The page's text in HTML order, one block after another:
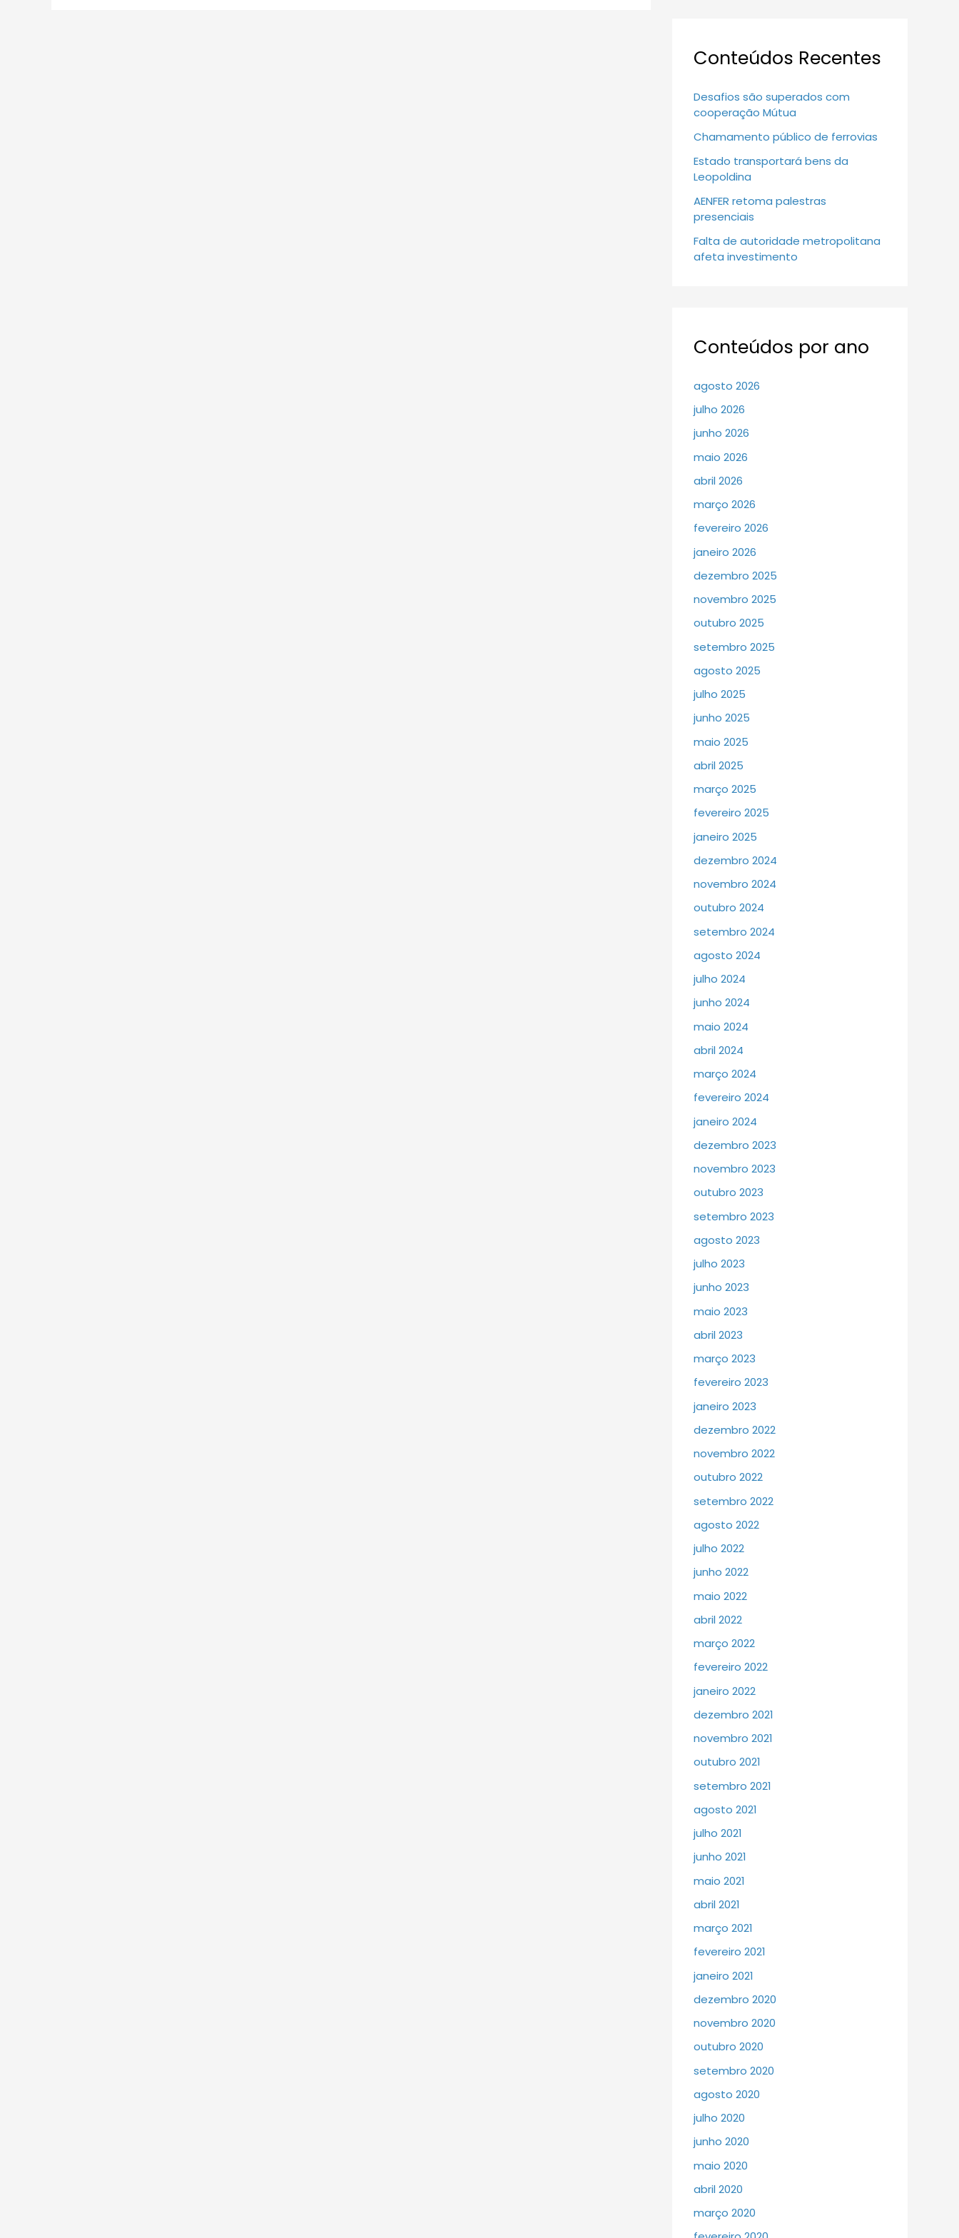
Conteúdos Recentes
Desafios são superados com
cooperação Mútua
Chamamento público de ferrovias
Estado transportará bens da
Leopoldina
AENFER retoma palestras
presenciais
Falta de autoridade metropolitana
afeta investimento
Conteúdos por ano
agosto 2026
julho 2026
junho 2026
maio 2026
abril 2026
março 2026
fevereiro 2026
janeiro 2026
dezembro 2025
novembro 2025
outubro 2025
setembro 2025
agosto 2025
julho 2025
junho 2025
maio 2025
abril 2025
março 2025
fevereiro 2025
janeiro 2025
dezembro 2024
novembro 2024
outubro 2024
setembro 2024
agosto 2024
julho 2024
junho 2024
maio 2024
abril 2024
março 2024
fevereiro 2024
janeiro 2024
dezembro 2023
novembro 2023
outubro 2023
setembro 2023
agosto 2023
julho 2023
junho 2023
maio 2023
abril 2023
março 2023
fevereiro 2023
janeiro 2023
dezembro 2022
novembro 2022
outubro 2022
setembro 2022
agosto 2022
julho 2022
junho 2022
maio 2022
abril 2022
março 2022
fevereiro 2022
janeiro 2022
dezembro 2021
novembro 2021
outubro 2021
setembro 2021
agosto 2021
julho 2021
junho 2021
maio 2021
abril 2021
março 2021
fevereiro 2021
janeiro 2021
dezembro 2020
novembro 2020
outubro 2020
setembro 2020
agosto 2020
julho 2020
junho 2020
maio 2020
abril 2020
março 2020